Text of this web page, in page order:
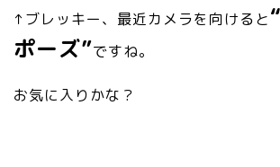
↑ブレッキー、最近カメラを向けると
ポーズ”ですね。
お気に入りかな？